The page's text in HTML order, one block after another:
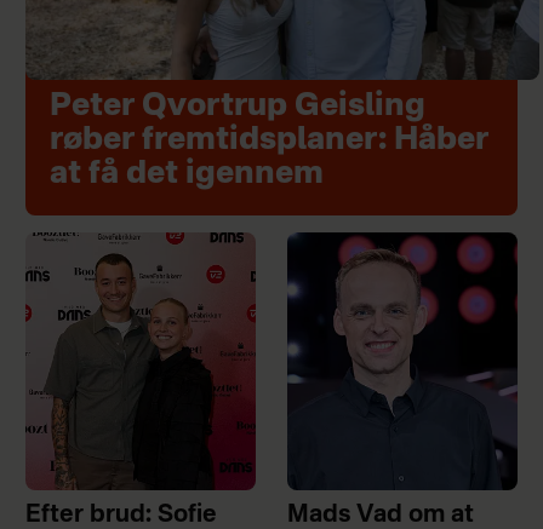
Peter Qvortrup Geisling
røber fremtidsplaner: Håber
at få det igennem
Efter brud: Sofie
Mads Vad om at